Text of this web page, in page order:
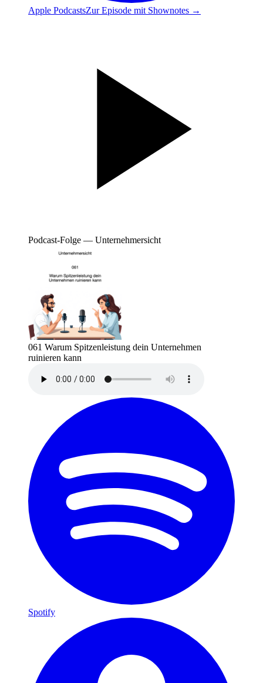
Apple PodcastsZur Episode mit Shownotes →
Podcast-Folge — Unternehmersicht
061 Warum Spitzenleistung dein Unternehmen
ruinieren kann
Spotify